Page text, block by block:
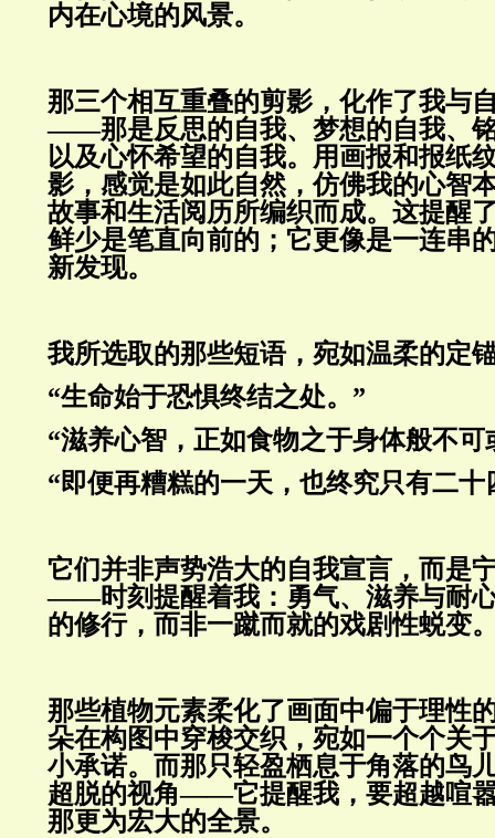
内在心境的风景。
那三个相互重叠的剪影，化作了我与
——那是反思的自我、梦想的自我、
以及心怀希望的自我。用画报和报纸
影，感觉是如此自然，仿佛我的心智
故事和生活阅历所编织而成。这提醒
鲜少是笔直向前的；它更像是一连串
新发现。
我所选取的那些短语，宛如温柔的定
“生命始于恐惧终结之处。”
“滋养心智，正如食物之于身体般不可
“即便再糟糕的一天，也终究只有二十
它们并非声势浩大的自我宣言，而是
——时刻提醒着我：勇气、滋养与耐
的修行，而非一蹴而就的戏剧性蜕变
那些植物元素柔化了画面中偏于理性
朵在构图中穿梭交织，宛如一个个关
小承诺。而那只轻盈栖息于角落的鸟
超脱的视角——它提醒我，要超越喧
那更为宏大的全景。